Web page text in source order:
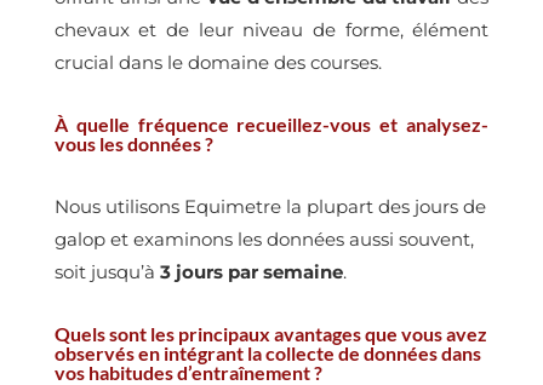
chevaux et de leur niveau de forme, élément
crucial dans le domaine des courses.
À quelle fréquence recueillez-vous et analysez-
vous les données ?
Nous utilisons Equimetre la plupart des jours de
galop et examinons les données aussi souvent,
soit jusqu’à 3 jours par semaine.
Quels sont les principaux avantages que vous avez
observés en intégrant la collecte de données dans
vos habitudes d’entraînement ?